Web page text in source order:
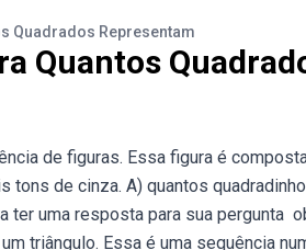
Quadrados Representam
Quantos
de figuras. Essa figura é
tons de cinza. A) quantos
ter uma resposta para sua pergunta
triângulo. Essa é uma sequência